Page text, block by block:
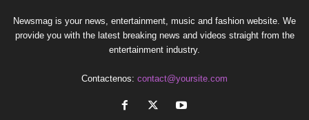
Newsmag is your news, entertainment, music and fashion website. We
provide you with the latest breaking news and videos straight from the
entertainment industry.
Contactenos: contact@yoursite.com